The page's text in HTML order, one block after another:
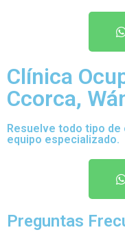
Clínica
Ccorca,
Resuelve todo tipo
equipo especializado.
Preguntas